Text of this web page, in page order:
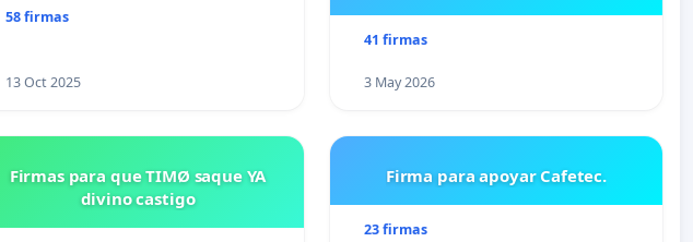
58 firmas
13 Oct 2025
41 firmas
3 May 2026
Firmas para que TIMØ saque YA
divino castigo
Firma para apoyar Cafetec.
23 firmas